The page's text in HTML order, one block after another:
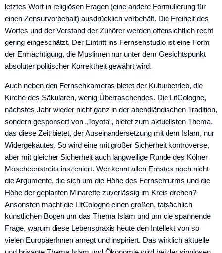
letztes Wort in religiösen Fragen (eine andere Formulierung für
einen Zensurvorbehalt) ausdrücklich vorbehält. Die Freiheit des
Wortes und der Verstand der Zuhörer werden offensichtlich recht
gering eingeschätzt. Der Eintritt ins Fernsehstudio ist eine Form
der Ermächtigung, die Muslimen nur unter dem Gesichtspunkt
absoluter politischer Korrektheit gewährt wird.
Auch neben den Fernsehkameras bietet der Kulturbetrieb, die
Kirche des Säkularen, wenig Überraschendes. Die LitCologne,
nächstes Jahr wieder nicht ganz in der abendländischen Tradition,
sondern gesponsert von „Toyota“, bietet zum aktuellsten Thema,
das diese Zeit bietet, der Auseinandersetzung mit dem Islam, nur
Widergekäutes. So wird eine mit großer Sicherheit kontroverse,
aber mit gleicher Sicherheit auch langweilige Runde des Kölner
Moscheenstreits inszeniert. Wer kennt allen Ernstes noch nicht
die Argumente, die sich um die Höhe des Fernsehturms und die
Höhe der geplanten Minarette zuverlässig im Kreis drehen?
Ansonsten macht die LitCologne einen großen, tatsächlich
künstlichen Bogen um das Thema Islam und um die spannende
Frage, warum diese Lebenspraxis heute den Intellekt von so
vielen EuropäerInnen anregt und inspiriert. Das wirklich aktuelle